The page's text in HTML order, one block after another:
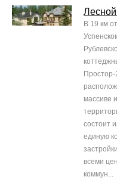
В 19 км
массиве
состоит
единую
всеми
коммун...